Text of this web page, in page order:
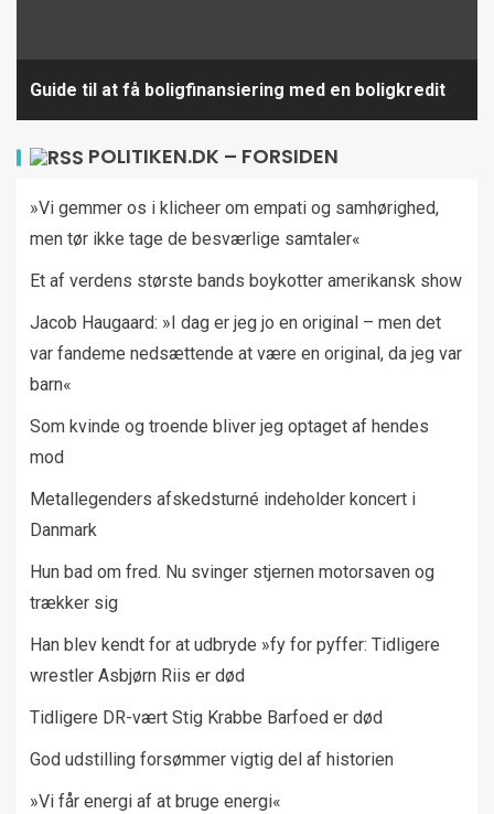
Guide til at få boligfinansiering med en boligkredit
POLITIKEN.DK – FORSIDEN
»Vi gemmer os i klicheer om empati og samhørighed,
men tør ikke tage de besværlige samtaler«
Et af verdens største bands boykotter amerikansk show
Jacob Haugaard: »I dag er jeg jo en original – men det
var fandeme nedsættende at være en original, da jeg var
barn«
Som kvinde og troende bliver jeg optaget af hendes
mod
Metallegenders afskedsturné indeholder koncert i
Danmark
Hun bad om fred. Nu svinger stjernen motorsaven og
trækker sig
Han blev kendt for at udbryde »fy for pyffer: Tidligere
wrestler Asbjørn Riis er død
Tidligere DR-vært Stig Krabbe Barfoed er død
God udstilling forsømmer vigtig del af historien
»Vi får energi af at bruge energi«